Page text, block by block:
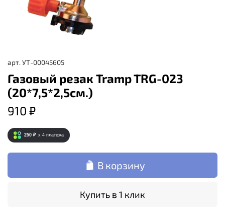
арт. УТ-00045605
Газовый резак Tramp TRG-023
(20*7,5*2,5см.)
910 ₽
250 ₽ x 4 платежа
В корзину
Купить в 1 клик